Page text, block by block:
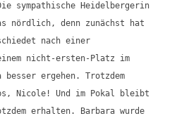
sympathische Heidelbergerin
nördlich, denn zunächst hat
nach einer
nicht-ersten-Platz im
ergehen. Trotzdem
Nicole! Und im Pokal bleibt
erhalten. Barbara wurde